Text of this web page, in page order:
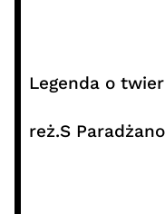
Legenda o
reż.S